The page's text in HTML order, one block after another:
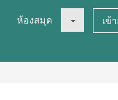
ห้องสมุด เข้